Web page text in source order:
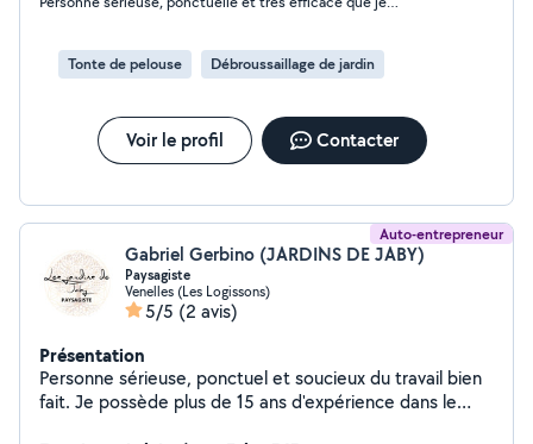
N'hésitez pas à me contacter pour discuter de vos
Tonte de pelouse Débroussaillage de jardin
Voir le profil Contacter
Auto-entrepreneur
Gabriel Gerbino (JARDINS DE JABY)
Paysagiste
Venelles (Les Logissons)
5/5 (2 avis)
Présentation
Personne sérieuse, ponctuel et soucieux du travail bien
fait. Je possède plus de 15 ans d'expérience dans le